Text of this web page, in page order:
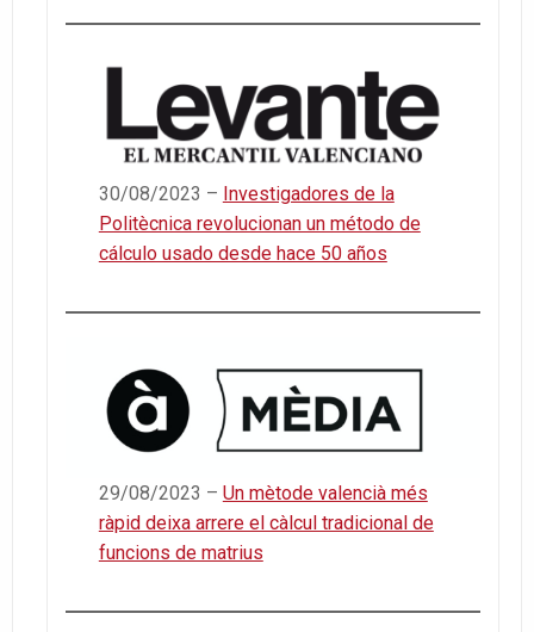
30/08/2023 – Investigadores de la
Politècnica revolucionan un método de
cálculo usado desde hace 50 años
29/08/2023 – Un mètode valencià més
ràpid deixa arrere el càlcul tradicional de
funcions de matrius